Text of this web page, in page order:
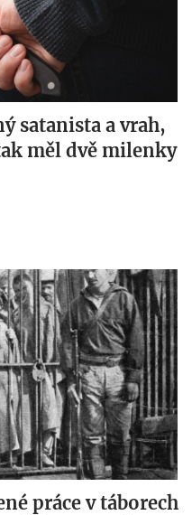
satanista a vrah,
měl dvě milenky
práce v táborech